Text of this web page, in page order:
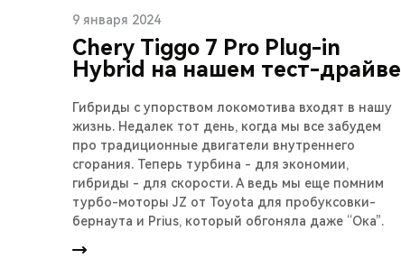
9 января 2024
Chery Тiggo 7 Pro Plug-in
Hybrid на нашем тест-драйве
Гибриды с упорством локомотива входят в нашу
жизнь. Недалек тот день, когда мы все забудем
про традиционные двигатели внутреннего
сгорания. Теперь турбина - для экономии,
гибриды - для скорости. А ведь мы еще помним
турбо-моторы JZ от Toyota для пробуксовки-
бернаута и Prius, который обгоняла даже “Ока”.